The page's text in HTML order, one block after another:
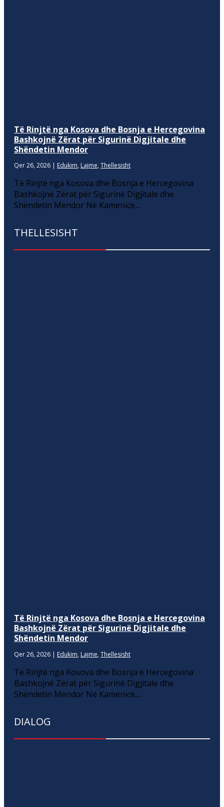
Të Rinjtë nga Kosova dhe Bosnja e Hercegovina
Bashkojnë Zërat për Sigurinë Digjitale dhe
Shëndetin Mendor
Qer 26, 2026 | Edukim, Lajme, Thellesisht
Të Rinjtë nga Kosova dhe Bosnja e Hercegovina
Bashkojnë Zërat për Sigurinë Digjitale dhe
Shëndetin Mendor Në Kamenicë,...
THELLESISHT
Të Rinjtë nga Kosova dhe Bosnja e Hercegovina
Bashkojnë Zërat për Sigurinë Digjitale dhe
Shëndetin Mendor
Qer 26, 2026 | Edukim, Lajme, Thellesisht
Të Rinjtë nga Kosova dhe Bosnja e Hercegovina
Bashkojnë Zërat për Sigurinë Digjitale dhe
Shëndetin Mendor Në Kamenicë,...
DIALOG